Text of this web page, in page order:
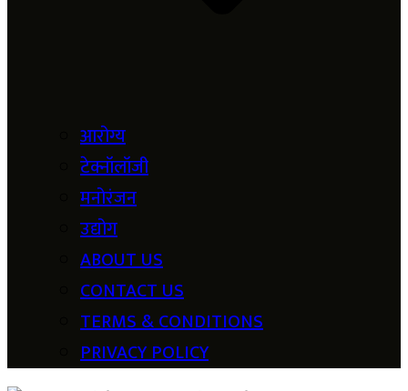
आरोग्य
टेक्नॉलॉजी
मनोरंजन
उद्योग
ABOUT US
CONTACT US
TERMS & CONDITIONS
PRIVACY POLICY